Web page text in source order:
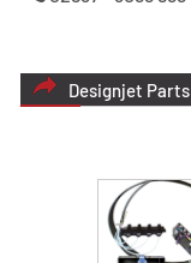
Designjet Parts